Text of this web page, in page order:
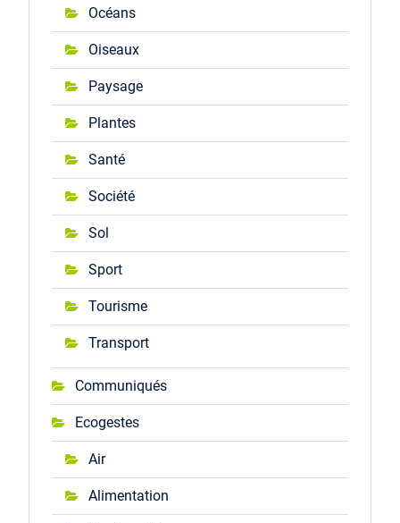
Océans
Oiseaux
Paysage
Plantes
Santé
Société
Sol
Sport
Tourisme
Transport
Communiqués
Ecogestes
Air
Alimentation